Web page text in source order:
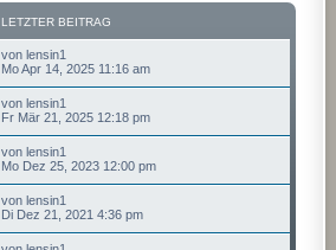
LETZTER BEITRAG
vonlensin1
Mo Apr 14, 2025 11:16 am
vonlensin1
Fr Mär 21, 2025 12:18 pm
vonlensin1
Mo Dez 25, 2023 12:00 pm
vonlensin1
Di Dez 21, 2021 4:36 pm